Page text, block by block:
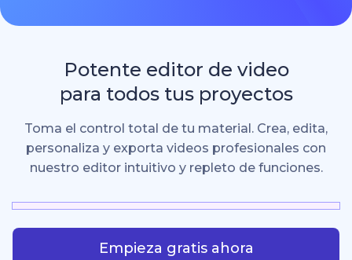
Potente editor de video
para todos tus proyectos
Toma el control total de tu material. Crea, edita,
personaliza y exporta videos profesionales con
nuestro editor intuitivo y repleto de funciones.
Empieza gratis ahora